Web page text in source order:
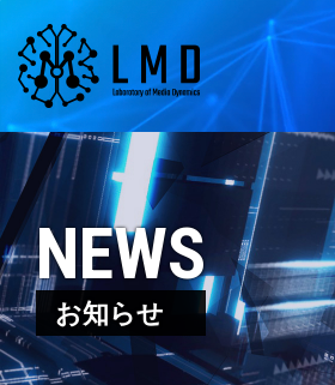
NEWS
お知らせ